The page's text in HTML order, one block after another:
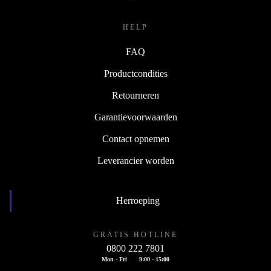
HELP
FAQ
Productcondities
Retourneren
Garantievoorwaarden
Contact opnemen
Leverancier worden
Herroeping
GRATIS HOTLINE
0800 222 7801
Mon - Fri 9:00 - 15:00